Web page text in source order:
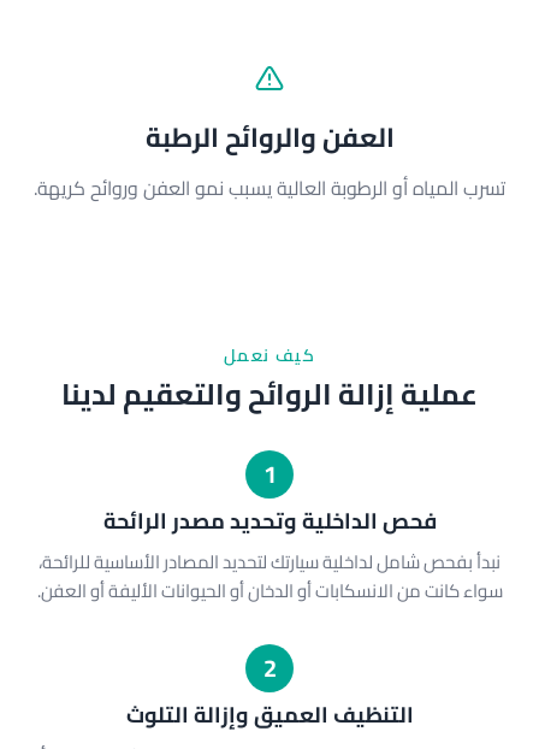
العفن والروائح الرطبة
تسرب المياه أو الرطوبة العالية يسبب نمو العفن وروائح كريهة.
كيف نعمل
عملية إزالة الروائح والتعقيم لدينا
1
فحص الداخلية وتحديد مصدر الرائحة
نبدأ بفحص شامل لداخلية سيارتك لتحديد المصادر الأساسية للرائحة،
سواء كانت من الانسكابات أو الدخان أو الحيوانات الأليفة أو العفن.
2
التنظيف العميق وإزالة التلوث